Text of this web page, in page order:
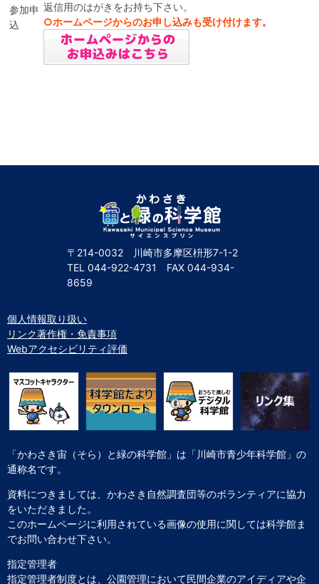
参加申
込
返信用のはがきをお持ち下さい。
○ホームページからのお申し込みも受け付けます。
〒214-0032 川崎市多摩区枡形7-1-2
TEL 044-922-4731 FAX 044-934-
8659
個人情報取り扱い
リンク著作権・免責事項
Webアクセシビリティ評価
「かわさき宙（そら）と緑の科学館」は「川崎市青少年科学館」の
通称名です。
資料につきましては、かわさき自然調査団等のボランティアに協力
をいただきました。
このホームページに利用されている画像の使用に関しては科学館ま
でお問い合わせ下さい。
指定管理者
指定管理者制度とは、公園管理において民間企業のアイディアや企